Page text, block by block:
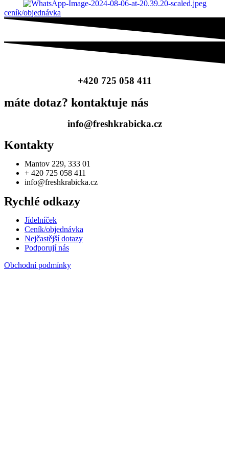
ceník/objednávka
+420 725 058 411
máte dotaz? kontaktuje nás
info@freshkrabicka.cz
Kontakty
Mantov 229, 333 01
+ 420 725 058 411
info@freshkrabicka.cz
Rychlé odkazy
Jídelníček
Ceník/objednávka
Nejčastější dotazy
Podporují nás
Obchodní podmínky